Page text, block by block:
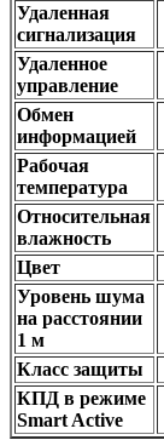
Удаленная
сигнализация
Удаленное
управление
Обмен
информацией
Рабочая
температура
Относительная
влажность
Цвет
Уровень шума
на расстоянии
1 м
Класс защиты
КПД в режиме
Smart Active